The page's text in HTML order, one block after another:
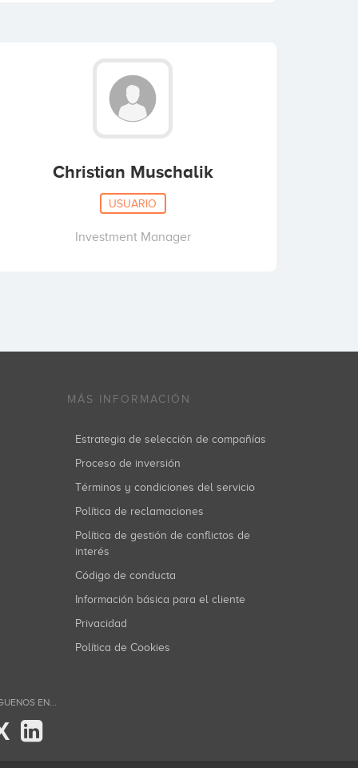
Christian Muschalik
USUARIO
Investment Manager
MÁS INFORMACIÓN
Estrategia de selección de compañías
Proceso de inversión
Términos y condiciones del servicio
Política de reclamaciones
Política de gestión de conflictos de
interés
Código de conducta
Información básica para el cliente
Privacidad
Política de Cookies
EN...